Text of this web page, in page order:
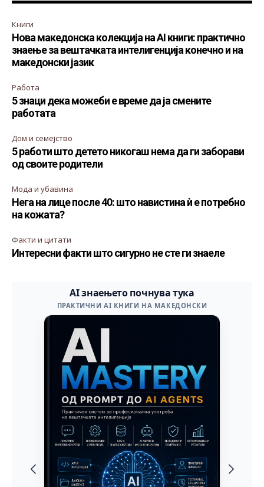
Книги
Нова македонска колекција на AI книги: практично
знаење за вештачката интелигенција конечно и на
македонски јазик
Работа
5 знаци дека можеби е време да ја смените
работата
Дом и семејство
5 работи што детето никогаш нема да ги заборави
од своите родители
Мода и убавина
Нега на лице после 40: што навистина ѝ е потребно
на кожата?
Факти и цитати
Интересни факти што сигурно не сте ги знаеле